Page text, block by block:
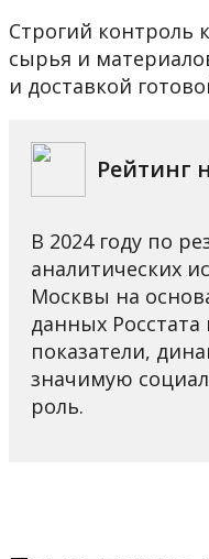
Строгий контроль
сырья и
и доставкой
Рейтинг
В 2024 году по
аналитических
Москвы на
данных
показатели,
значимую
роль.